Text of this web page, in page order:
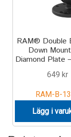
Aircraft
Bicycle
Dirt Bike
RAM® Double
Down
Diamond Plate
649 kr
RAM-B-
Lägg i